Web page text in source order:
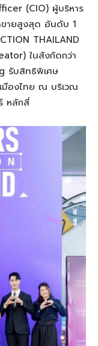
(CIO) ผู้บริหาร
ายสูงสุด อันดับ 1
THAILAND
) ในสังกัดกว่า
รับสิทธิพิเศษ
องไทย ณ บริเวณ
หลักสี่